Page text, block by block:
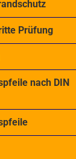
Prüfung
nach DIN